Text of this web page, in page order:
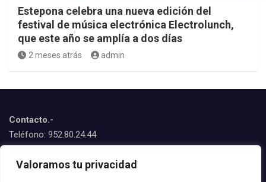
Valoramos tu privacidad
Estepona celebra una nueva edición del
festival de música electrónica Electrolunch,
que este año se amplía a dos días
2 meses atrás admin
Contacto.-
Teléfono: 952.80.24.44
juventud@estepona.es